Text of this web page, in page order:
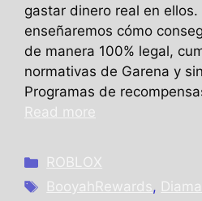
gastar dinero real en
enseñaremos cómo
de manera 100% legal,
normativas de Garena y
Programas de
Read more
Categories
ROBLOX
Tags
BooyahRewards,